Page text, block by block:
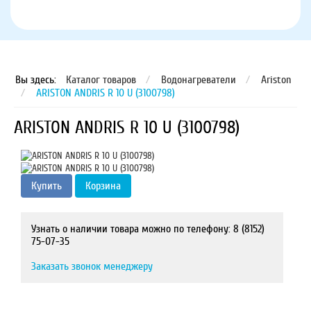
Вы здесь: Каталог товаров / Водонагреватели /
Ariston
/
ARISTON ANDRIS R 10 U (3100798)
ARISTON ANDRIS R 10 U (3100798)
Купить Корзина
Узнать о наличии товара можно по телефону: 8 (8152)
75-07-35
Заказать звонок менеджеру